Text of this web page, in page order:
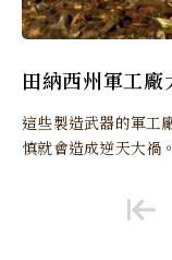
田納西州軍工
這些製造武器的軍工
慎就會造成逆天大禍。